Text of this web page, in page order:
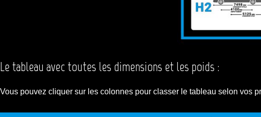
Le tableau avec toutes les dimensions et les poids :
Vous pouvez cliquer sur les colonnes pour classer le tableau selon vos